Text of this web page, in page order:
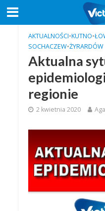
AKTUALNOŚCI•KUTNO•
SOCHACZEW•ŻYRARDÓW
Aktualna
regionie
2 kwietnia 2020